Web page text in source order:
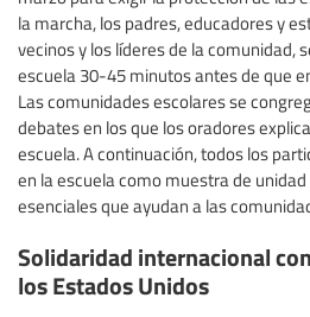
la marcha, los padres, educadores y
vecinos y los líderes de la comunidad,
escuela 30-45 minutos antes de que
Las comunidades escolares se
debates en los que los oradores
escuela. A continuación, todos los
en la escuela como muestra de
esenciales que ayudan a las
Solidaridad internacional
los Estados Unidos